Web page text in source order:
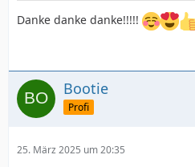
Danke danke danke!!!!!
Bootie
Profi
25. März 2025 um 20:35